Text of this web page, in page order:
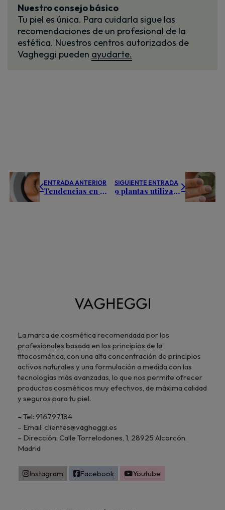
Nuestro consejo básico
Tu piel es única. Para cuidarla sigue las
recomendaciones de un profesional de la
estética. Nuestros centros autorizados de
Vagheggi pueden ayudarte.
ENTRADA ANTERIOR
Tendencias en estética 2026 y su impacto en los centros profesionales
SIGUIENTE ENTRADA
9 plantas utilizadas en cosmética profesional y sus beneficios
La marca de cosmética recomendada por los
profesionales basada en los principios de la
fitocosmética, con una alta concentración de principios
activos naturales y una formulación a medida con las
tecnologías más avanzadas, lo que nos permite ofrecer
productos cosméticos muy efectivos, de máxima calidad
y seguros para tu piel.
– Tel: 916797184
– Email: clientes@vagheggi.es
– Dirección: Calle Torrelodones, 1, 28925 Alcorcón,
Madrid
Instagram Facebook Youtube